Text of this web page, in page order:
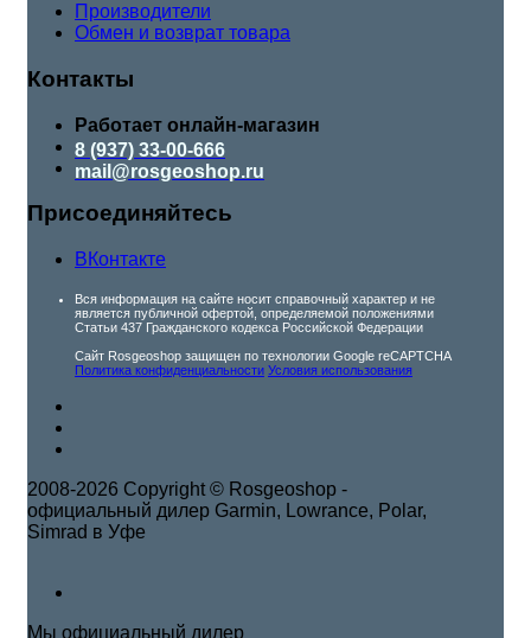
Производители
Обмен и возврат товара
Контакты
Работает онлайн-магазин
8 (937) 33-00-666
mail@rosgeoshop.ru
Присоединяйтесь
ВКонтакте
Вся информация на сайте носит справочный характер и не
является публичной офертой, определяемой положениями
Статьи 437 Гражданского кодекса Российской Федерации
Сайт Rosgeoshop защищен по технологии Google reCAPTCHA
Политика конфиденциальности Условия использования
2008-2026 Copyright © Rosgeoshop -
официальный дилер Garmin, Lowrance, Polar,
Simrad в Уфе
Мы официальный дилер